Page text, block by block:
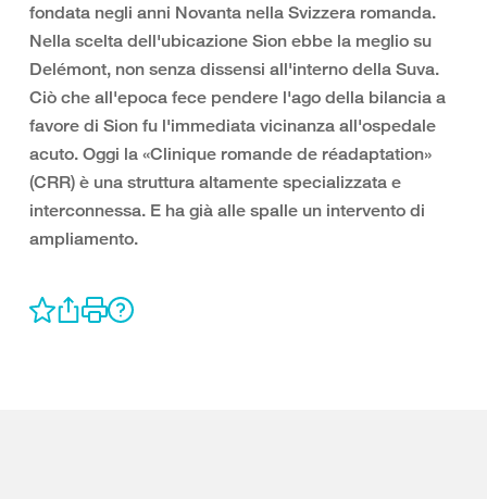
fondata negli anni Novanta nella Svizzera romanda.
Nella scelta dell'ubicazione Sion ebbe la meglio su
Delémont, non senza dissensi all'interno della Suva.
Ciò che all'epoca fece pendere l'ago della bilancia a
favore di Sion fu l'immediata vicinanza all'ospedale
acuto. Oggi la «Clinique romande de réadaptation»
(CRR) è una struttura altamente specializzata e
interconnessa. E ha già alle spalle un intervento di
ampliamento.